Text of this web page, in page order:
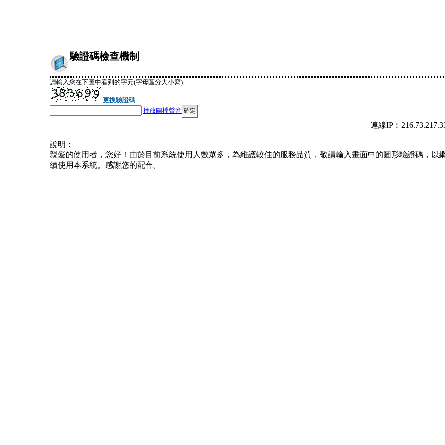
驗證碼檢查機制
請輸入您在下圖中看到的字元(字母區分大小寫)
更換驗證碼
播放圖檔聲音
連線
說明︰
親愛的使用者，您好！由於目前系統使用人數眾多，為維護較佳的服務品質，敬請輸入畫面中的圖形驗證碼，以
續使用本系統。感謝您的配合。